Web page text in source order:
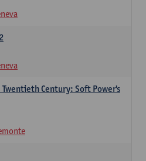
Century: Soft Power's